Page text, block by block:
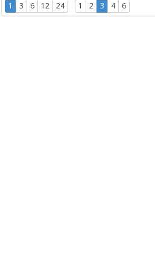
1 3 6 12 24 1 2 3 4 6